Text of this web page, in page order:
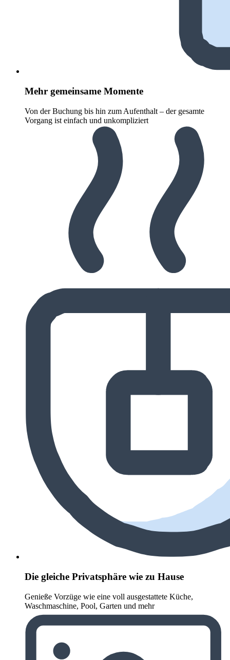
Mehr gemeinsame Momente
Von der Buchung bis hin zum Aufenthalt – der gesamte
Vorgang ist einfach und unkompliziert
Die gleiche Privatsphäre wie zu Hause
Genieße Vorzüge wie eine voll ausgestattete Küche,
Waschmaschine, Pool, Garten und mehr